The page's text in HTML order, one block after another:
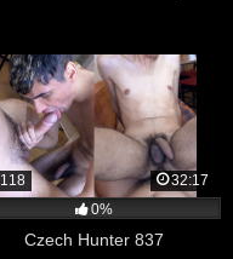
118
32:17
0%
Czech Hunter 837